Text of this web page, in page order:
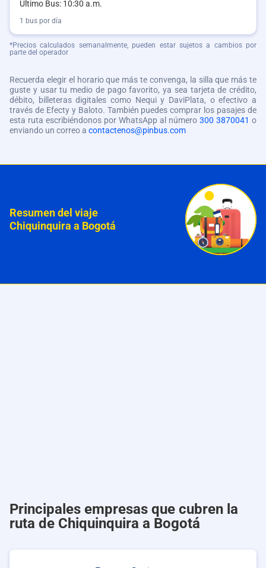
Último Bus: 10:30 a.m.
1 bus por día
*Precios calculados semanalmente, pueden estar sujetos a cambios por
parte del operador
Recuerda elegir el horario que más te convenga, la silla que más te
guste y usar tu medio de pago favorito, ya sea tarjeta de crédito,
débito, billeteras digitales como Nequi y DaviPlata, o efectivo a
través de Efecty y Baloto. También puedes comprar los pasajes de
esta ruta escribiéndonos por WhatsApp al número 300 3870041 o
enviando un correo a contactenos@pinbus.com
Resumen del viaje
Chiquinquira a Bogotá
Principales empresas que cubren la
ruta de Chiquinquira a Bogotá